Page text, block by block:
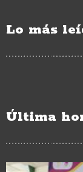
Lo más
Última